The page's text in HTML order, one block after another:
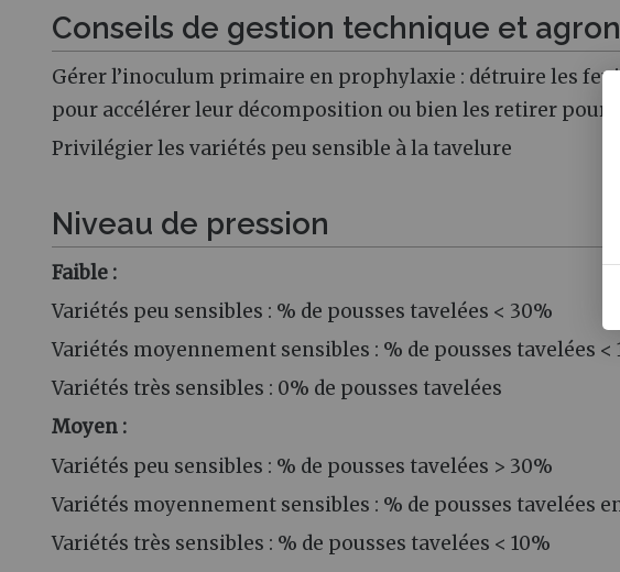
Conseils de gestion technique et
Gérer l’inoculum primaire en prophylaxie : détruire les
pour accélérer leur décomposition ou bien les retirer pour
Privilégier les variétés peu sensible à la tavelure
Niveau de pression
Faible :
Variétés peu sensibles : % de pousses tavelées < 30%
Variétés moyennement sensibles : % de pousses tavelées <
Variétés très sensibles : 0% de pousses tavelées
Moyen :
Variétés peu sensibles : % de pousses tavelées > 30%
Variétés moyennement sensibles : % de pousses tavelées
Variétés très sensibles : % de pousses tavelées < 10%